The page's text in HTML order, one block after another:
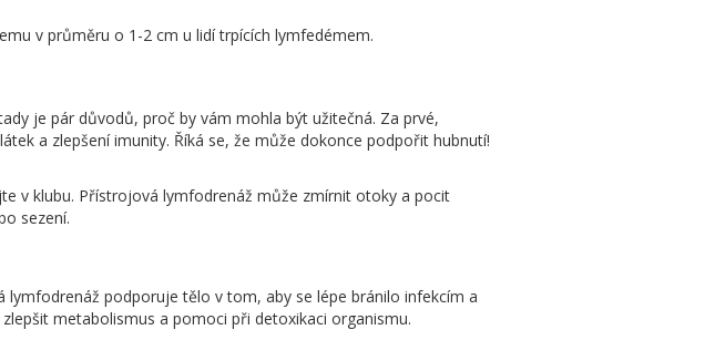
v průměru o 1-2 cm u lidí trpících lymfedémem.
je pár důvodů, proč by vám mohla být užitečná. Za prvé,
a zlepšení imunity. Říká se, že může dokonce podpořit hubnutí!
v klubu. Přístrojová lymfodrenáž může zmírnit otoky a pocit
sezení.
podporuje tělo v tom, aby se lépe bránilo infekcím a
metabolismus a pomoci při detoxikaci organismu.